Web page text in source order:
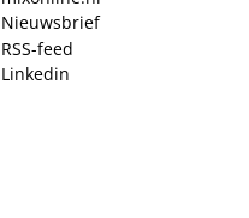
Nieuwsbrief
RSS-feed
Linkedin